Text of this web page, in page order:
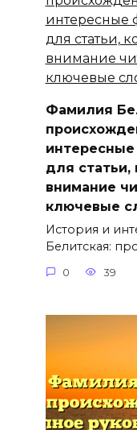
Фамилия
для статьи,
внимание
ключевые
История и
Белитская:
0 39